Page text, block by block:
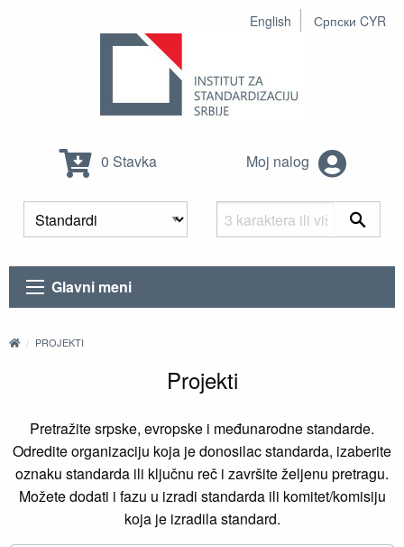
English Српски CYR
0 Stavka Moj nalog
Glavni meni
PROJEKTI
Projekti
Pretražite srpske, evropske i međunarodne standarde.
Odredite organizaciju koja je donosilac standarda, izaberite
oznaku standarda ili ključnu reč i završite željenu pretragu.
Možete dodati i fazu u izradi standarda ili komitet/komisiju
koja je izradila standard.